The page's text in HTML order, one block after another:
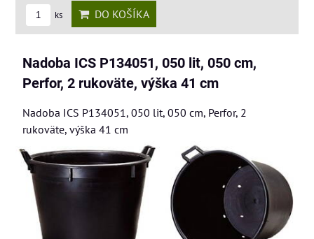
ks DO KOŠÍKA
Nadoba ICS P134051, 050 lit, 050 cm,
Perfor, 2 rukoväte, výška 41 cm
Nadoba ICS P134051, 050 lit, 050 cm, Perfor, 2
rukoväte, výška 41 cm